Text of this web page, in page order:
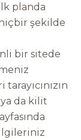
planda
şekilde
bir sitede
da kilit